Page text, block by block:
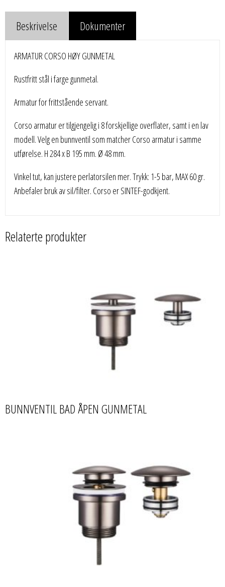
Beskrivelse Dokumenter
ARMATUR CORSO HØY GUNMETAL
Rustfritt stål i farge gunmetal.
Armatur for frittstående servant.
Corso armatur er tilgjengelig i 8 forskjellige overflater, samt i en lav
modell. Velg en bunnventil som matcher Corso armatur i samme
utførelse. H 284 x B 195 mm. Ø 48 mm.
Vinkel tut, kan justere perlatorsilen mer. Trykk: 1-5 bar, MAX 60 gr.
Anbefaler bruk av sil/filter. Corso er SINTEF-godkjent.
Relaterte produkter
BUNNVENTIL BAD ÅPEN GUNMETAL